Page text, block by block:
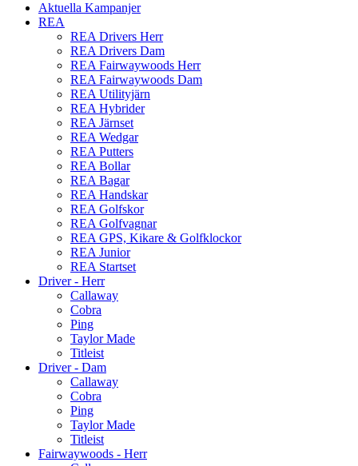
Aktuella Kampanjer
REA
REA Drivers Herr
REA Drivers Dam
REA Fairwaywoods Herr
REA Fairwaywoods Dam
REA Utilityjärn
REA Hybrider
REA Järnset
REA Wedgar
REA Putters
REA Bollar
REA Bagar
REA Handskar
REA Golfskor
REA Golfvagnar
REA GPS, Kikare & Golfklockor
REA Junior
REA Startset
Driver - Herr
Callaway
Cobra
Ping
Taylor Made
Titleist
Driver - Dam
Callaway
Cobra
Ping
Taylor Made
Titleist
Fairwaywoods - Herr